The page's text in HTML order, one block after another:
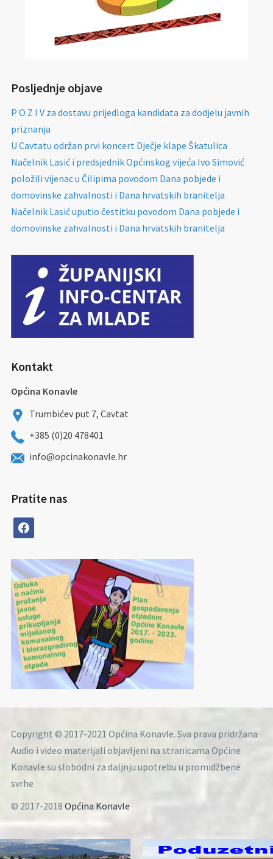
Posljednje objave
P O Z I V za dostavu prijedloga kandidata za dodjelu javnih
priznanja
U Cavtatu održan prvi koncert Dječje klape Škatulica
Načelnik Lasić i predsjednik Općinskog vijeća Ivo Simović
položili vijenac u Čilipima povodom Dana pobjede i
domovinske zahvalnosti i Dana hrvatskih branitelja
Načelnik Lasić uputio čestitku povodom Dana pobjede i
domovinske zahvalnosti i Dana hrvatskih branitelja
Kontakt
Općina Konavle
Trumbićev put 7, Cavtat
+385 (0)20 478401
info@opcinakonavle.hr
Pratite nas
facebook
Copyright © 2017-2021 Općina Konavle. Sva prava pridržana
Audio i video materijali objavljeni na stranicama Općine
Konavle su slobodni za daljnju upotrebu u promidžbene
svrhe
© 2017-2018 Općina Konavle